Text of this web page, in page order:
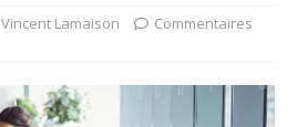
Vincent Lamaison
Commentaires